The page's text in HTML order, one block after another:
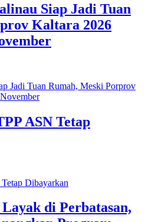
Siap Jadi Tuan
Kaltara 2026
ASN Tetap
di Perbatasan,